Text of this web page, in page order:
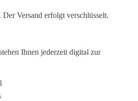
Versand erfolgt verschlüsselt.
Ihnen jederzeit digital zur